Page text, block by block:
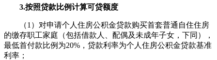
3.按照贷款比例计算可贷额度
（1）对申请个人住房公积金贷款购买首套普通自住住房
的缴存职工家庭（包括借款人、配偶及未成年子女，下同），
最低首付款比例为20%，贷款利率为个人住房公积金贷款基准
利率；